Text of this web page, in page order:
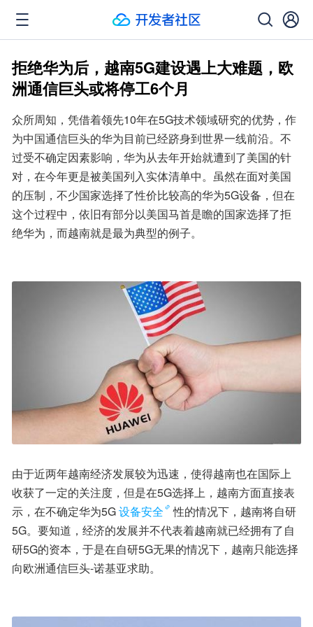
拒绝华为后，越南5G建设遇上大难题，欧
洲通信巨头或将停工6个月
众所周知，凭借着领先10年在5G技术领域研究的优势，作
为中国通信巨头的华为目前已经跻身到世界一线前沿。不
过受不确定因素影响，华为从去年开始就遭到了美国的针
对，在今年更是被美国列入实体清单中。虽然在面对美国
的压制，不少国家选择了性价比较高的华为5G设备，但在
这个过程中，依旧有部分以美国马首是瞻的国家选择了拒
绝华为，而越南就是最为典型的例子。
由于近两年越南经济发展较为迅速，使得越南也在国际上
收获了一定的关注度，但是在5G选择上，越南方面直接表
示，在不确定华为5G设备安全
性的情况下，越南将自研
5G。要知道，经济的发展并不代表着越南就已经拥有了自
研5G的资本，于是在自研5G无果的情况下，越南只能选择
向欧洲通信巨头-诺基亚求助。